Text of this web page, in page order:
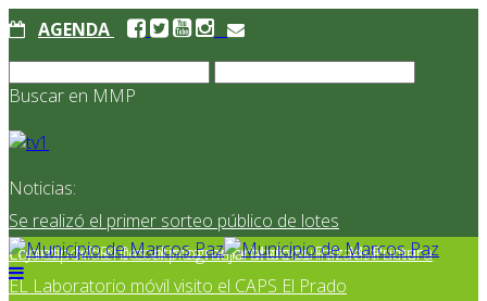
AGENDA
Buscar en MMP
Noticias:
Se realizó el primer sorteo público de lotes
correspondientes al programa Marcos Paz Mi Primer
El Jardín N° 910 continúa mejorando su infraestructura
EL Laboratorio móvil visito el CAPS El Prado